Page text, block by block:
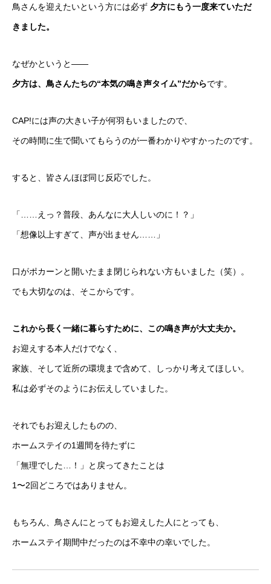
鳥さんを迎えたいという方には必ず 夕方にもう一度来ていただ
きました。
なぜかというと——
夕方は、鳥さんたちの“本気の鳴き声タイム”だからです。
CAP!には声の大きい子が何羽もいましたので、
その時間に生で聞いてもらうのが一番わかりやすかったのです。
すると、皆さんほぼ同じ反応でした。
「……えっ？普段、あんなに大人しいのに！？」
「想像以上すぎて、声が出ません……」
口がポカーンと開いたまま閉じられない方もいました（笑）。
でも大切なのは、そこからです。
これから長く一緒に暮らすために、この鳴き声が大丈夫か。
お迎えする本人だけでなく、
家族、そして近所の環境まで含めて、しっかり考えてほしい。
私は必ずそのようにお伝えしていました。
それでもお迎えしたものの、
ホームステイの1週間を待たずに
「無理でした…！」と戻ってきたことは
1〜2回どころではありません。
もちろん、鳥さんにとってもお迎えした人にとっても、
ホームステイ期間中だったのは不幸中の幸いでした。